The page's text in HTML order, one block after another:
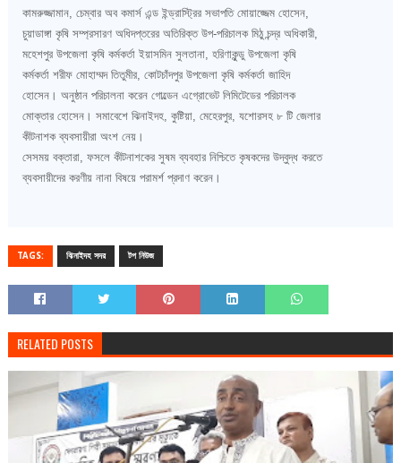
কামরুজ্জামান, চেম্বার অব কমার্স এন্ড ইন্ড্রাস্ট্রির সভাপতি মোয়াজ্জেম হোসেন,
চুয়াডাঙ্গা কৃষি সম্প্রসারণ অধিদপ্তরের অতিরিক্ত উপ-পরিচালক মিঠু চন্দ্র অধিকারী,
মহেশপুর উপজেলা কৃষি কর্মকর্তা ইয়াসমিন সুলতানা, হরিণাকুন্ডু উপজেলা কৃষি
কর্মকর্তা শরীফ মোহাম্মদ তিতুমীর, কোটচাঁদপুর উপজেলা কৃষি কর্মকর্তা জাহিদ
হোসেন। অনুষ্ঠান পরিচালনা করেন গোল্ডেন এগ্রোভেট লিমিটেডের পরিচালক
মোক্তার হোসেন। সমাবেশে ঝিনাইদহ, কুষ্টিয়া, মেহেরপুর, যশোরসহ ৮ টি জেলার
কীটনাশক ব্যবসায়ীরা অংশ নেয়।
সেসময় বক্তারা, ফসলে কীটনাশকের সুষম ব্যবহার নিশ্চিতে কৃষকদের উদ্বুদ্ধ করতে
ব্যবসায়ীদের করণীয় নানা বিষয়ে পরামর্শ প্রদাণ করেন।
TAGS: ঝিনাইদহ সদর টপ নিউজ
RELATED POSTS